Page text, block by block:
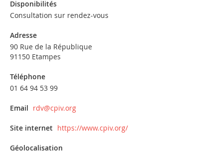
Disponibilités
Consultation sur rendez-vous
Adresse
90 Rue de la République
91150 Etampes
Téléphone
01 64 94 53 99
Email rdv@cpiv.org
Site internet https://www.cpiv.org/
Géolocalisation